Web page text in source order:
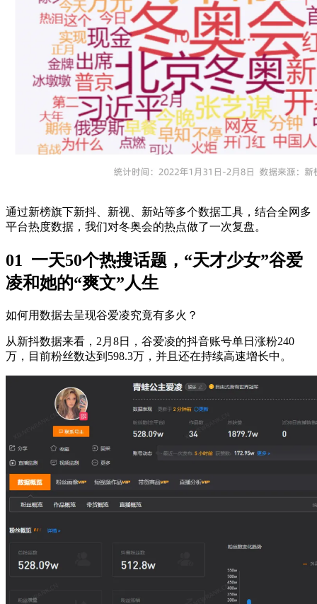
通过新榜旗下新抖、新视、新站等多个数据工具，结合全网多
平台热度数据，我们对冬奥会的热点做了一次复盘。
01 一天50个热搜话题，“天才少女”谷爱
凌和她的“爽文”人生
如何用数据去呈现谷爱凌究竟有多火？
从新抖数据来看，2月8日，谷爱凌的抖音账号单日涨粉240
万，目前粉丝数达到598.3万，并且还在持续高速增长中。